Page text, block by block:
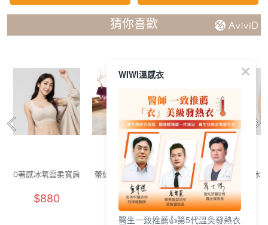
猜你喜歡
0著感冰氧雲柔寬肩
$880
蕾絲性感美臀內褲
(深紅 女F)
$129
0著感冰氧雲柔寬肩
內衣(奶霜白 F-F+)
$880
冰
WIWI溫感衣
醫生一致推薦👍第5代溫灸發熱衣